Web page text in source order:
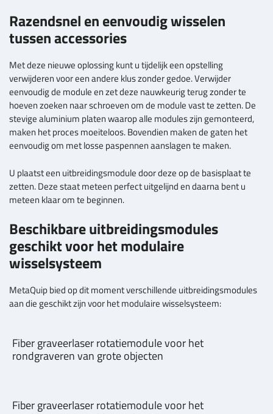
Razendsnel en eenvoudig wisselen
tussen accessories
Met deze nieuwe oplossing kunt u tijdelijk een opstelling
verwijderen voor een andere klus zonder gedoe. Verwijder
eenvoudig de module en zet deze nauwkeurig terug zonder te
hoeven zoeken naar schroeven om de module vast te zetten. De
stevige aluminium platen waarop alle modules zijn gemonteerd,
maken het proces moeiteloos. Bovendien maken de gaten het
eenvoudig om met losse paspennen aanslagen te maken.
U plaatst een uitbreidingsmodule door deze op de basisplaat te
zetten. Deze staat meteen perfect uitgelijnd en daarna bent u
meteen klaar om te beginnen.
Beschikbare uitbreidingsmodules
geschikt voor het modulaire
wisselsysteem
MetaQuip bied op dit moment verschillende uitbreidingsmodules
aan die geschikt zijn voor het modulaire wisselsysteem:
Fiber graveerlaser rotatiemodule voor het
rondgraveren van grote objecten
Fiber graveerlaser rotatiemodule voor het